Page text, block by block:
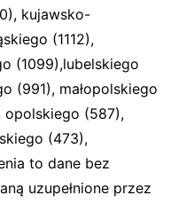
kujawsko-
(1112),
(1099),lubelskiego
(991), małopolskiego
opolskiego (587),
(473),
to dane bez
uzupełnione przez